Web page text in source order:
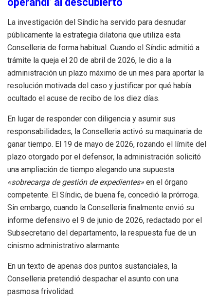
La investigación del Síndic ha servido para desnudar
públicamente la estrategia dilatoria que utiliza esta
Conselleria de forma habitual. Cuando el Síndic admitió a
trámite la queja el 20 de abril de 2026, le dio a la
administración un plazo máximo de un mes para aportar la
resolución motivada del caso y justificar por qué había
ocultado el acuse de recibo de los diez días.
En lugar de responder con diligencia y asumir sus
responsabilidades, la Conselleria activó su maquinaria de
ganar tiempo. El 19 de mayo de 2026, rozando el límite del
plazo otorgado por el defensor, la administración solicitó
una ampliación de tiempo alegando una supuesta
«sobrecarga de gestión de expedientes» en el órgano
competente. El Síndic, de buena fe, concedió la prórroga.
Sin embargo, cuando la Conselleria finalmente envió su
informe defensivo el 9 de junio de 2026, redactado por el
Subsecretario del departamento, la respuesta fue de un
cinismo administrativo alarmante.
En un texto de apenas dos puntos sustanciales, la
Conselleria pretendió despachar el asunto con una
pasmosa frivolidad: